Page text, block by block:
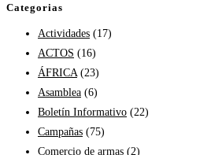
Categorias
Actividades (17)
ACTOS (16)
ÁFRICA (23)
Asamblea (6)
Boletín Informativo (22)
Campañas (75)
Comercio de armas (2)